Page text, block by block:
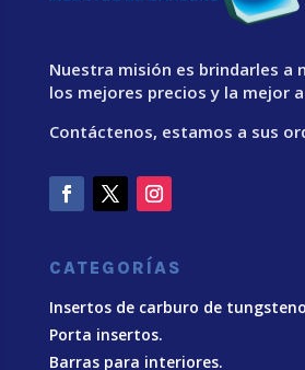
Nuestra misión es brindarles a
los mejores precios y la mejor
Contáctenos, estamos a sus
CATEGORÍAS
Insertos de carburo de
Porta insertos.
Barras para interiores.